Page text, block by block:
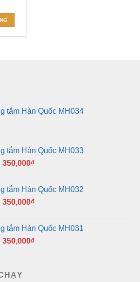
tắm Hàn Quốc MH034
tắm Hàn Quốc MH033
Giá
400,000₫.
350,000₫Giá
là:
350,000₫.
tắm Hàn Quốc MH032
Giá
400,000₫.
350,000₫Giá
là:
350,000₫.
tắm Hàn Quốc MH031
Giá
400,000₫.
350,000₫Giá